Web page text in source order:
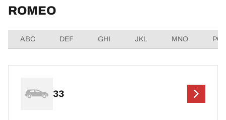
ROMEO
ABC DEF GHI JKL MNO
33